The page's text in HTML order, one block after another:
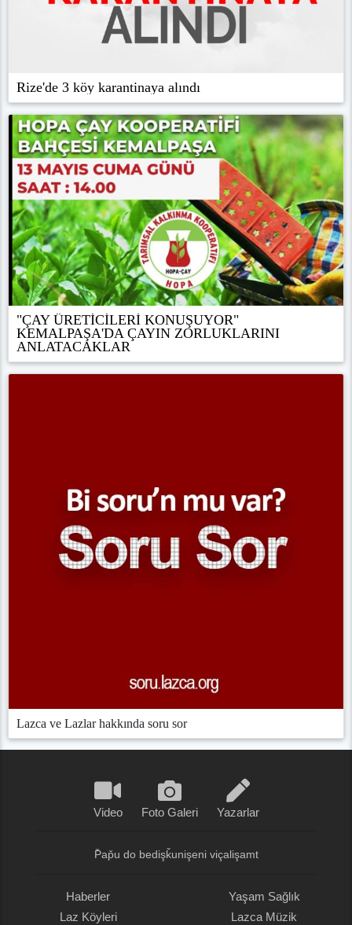
Rize'de 3 köy karantinaya alındı
"ÇAY ÜRETİCİLERİ KONUŞUYOR"
KEMALPAŞA'DA ÇAYIN ZORLUKLARINI
ANLATACAKLAR
Lazca ve Lazlar hakkında soru sor
Video Foto Galeri Yazarlar
P̌ap̌u do bedişǩunişeni viçalişamt
Haberler
Laz Köyleri
Yaşam Sağlık
Lazca Müzik